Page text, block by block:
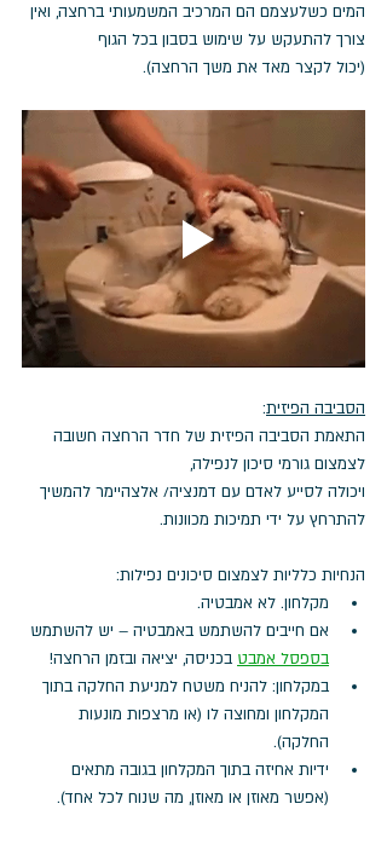
המים כשלעצמם הם המרכיב המשמעותי ברחצה, ואין
צורך להתעקש על שימוש בסבון בכל הגוף
(יכול לקצר מאד את משך הרחצה).
הסביבה הפיזית:
התאמת הסביבה הפיזית של חדר הרחצה חשובה
לצמצום גורמי סיכון לנפילה,
ויכולה לסייע לאדם עם דמנציה/ אלצהיימר להמשיך
להתרחץ על ידי תמיכות מכוונות.
הנחיות כלליות לצמצום סיכונים נפילות:
מקלחון. לא אמבטיה.
אם חייבים להשתמש באמבטיה – יש להשתמש
בספסל אמבט בכניסה, יציאה ובזמן הרחצה!
במקלחון: להניח משטח למניעת החלקה בתוך
המקלחון ומחוצה לו (או מרצפות מונעות
החלקה).
ידיות אחיזה בתוך המקלחון בגובה מתאים
(אפשר מאוזן או מאוזן, מה שנוח לכל אחד).